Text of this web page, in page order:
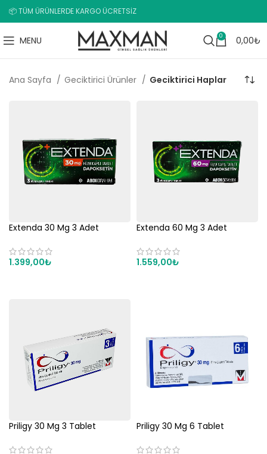
📦 TÜM ÜRÜNLERDE KARGO ÜCRETSİZ
MENU 0 0,00₺
Ana Sayfa Geciktirici Ürünler Geciktirici Haplar
Extenda 30 Mg 3 Adet
1.399,00₺
Extenda 60 Mg 3 Adet
1.559,00₺
Priligy 30 Mg 3 Tablet Priligy 30 Mg 6 Tablet